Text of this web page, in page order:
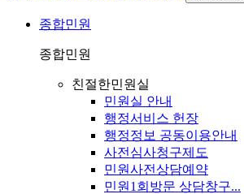
종합민원
종합민원
친절한민원실
민원실 안내
행정서비스 헌장
행정정보 공동이용안내
사전심사청구제도
민원사전상담예약
민원1회방문 상담창구...